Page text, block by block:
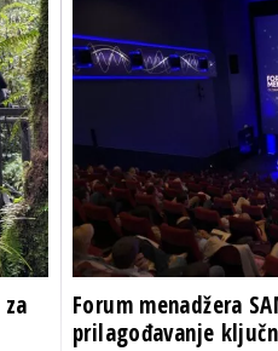
Forum menadžera
prilagođavanje